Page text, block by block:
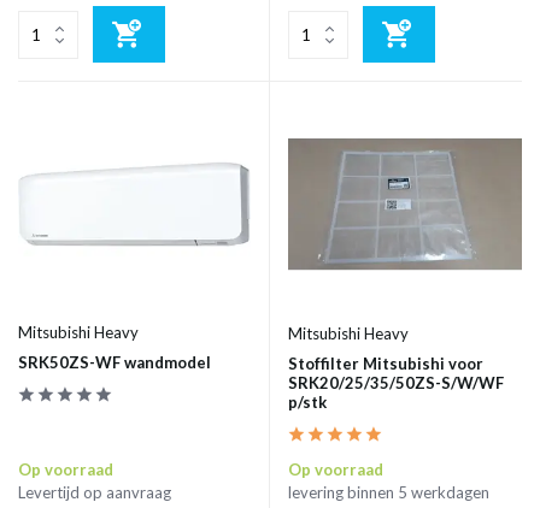
Mitsubishi Heavy
SRK50ZS-WF wandmodel
Op voorraad
Levertijd op aanvraag
Mitsubishi Heavy
Stoffilter Mitsubishi voor
SRK20/25/35/50ZS-S/W/WF
p/stk
Op voorraad
levering binnen 5 werkdagen